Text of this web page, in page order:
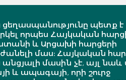
ցեղասպանությունը պետք է
որպես Հայկական
և Արցախի հարցերի
մաս։ Հայկական
անցյալի մասին չէ, այլ նաև
և ապագայի, որի շուրջ